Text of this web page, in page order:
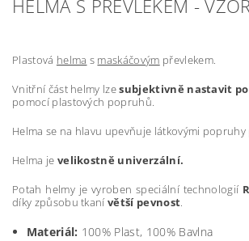
HELMA S PŘEVLEKEM -
Plastová helma s maskáčovým převlekem.
Vnitřní část helmy lzesubjektivně nastavit
pomocí plastových popruhů.
Helma se na hlavu upevňuje látkovými
Helma je velikostně univerzální.
Potah helmy je vyroben speciální technologií
díky způsobu tkanívětší pevnost.
Materiál: 100% Plast, 100% Bavlna